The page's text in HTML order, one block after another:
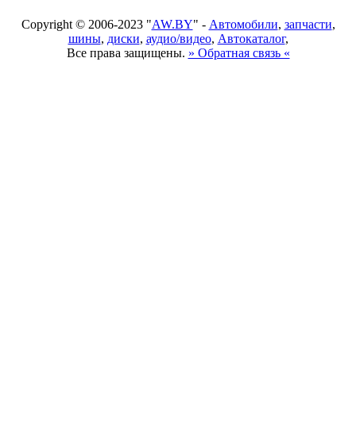
Copyright © 2006-2023 "AW.BY" - Автомобили, запчасти,
шины, диски, аудио/видео, Автокаталог,
Все права защищены. » Обратная связь «